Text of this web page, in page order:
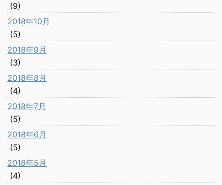
(9)
2018年10月
(5)
2018年9月
(3)
2018年8月
(4)
2018年7月
(5)
2018年6月
(5)
2018年5月
(4)